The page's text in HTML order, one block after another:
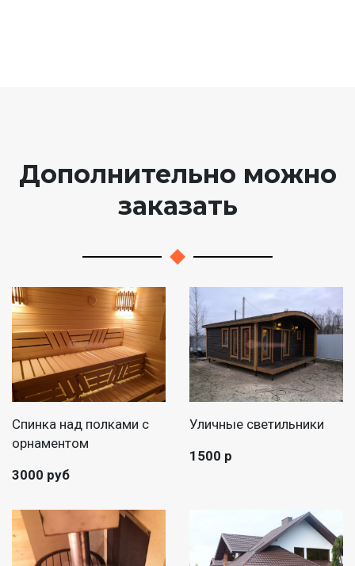
Дополнительно можно
заказать
Спинка над полками с
орнаментом
3000 руб
Уличные светильники
1500 р